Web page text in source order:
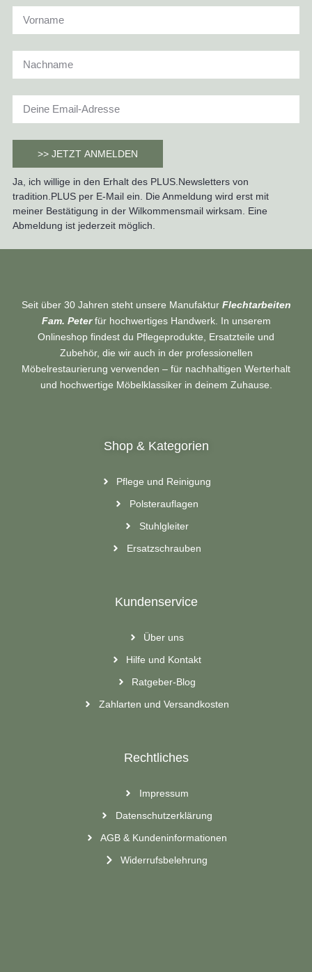
>> JETZT ANMELDEN
Ja, ich willige in den Erhalt des PLUS.Newsletters von
tradition.PLUS per E-Mail ein. Die Anmeldung wird erst mit
meiner Bestätigung in der Wilkommensmail wirksam. Eine
Abmeldung ist jederzeit möglich.
Seit über 30 Jahren steht unsere Manufaktur Flechtarbeiten
Fam. Peterfür hochwertiges Handwerk. In unserem
Onlineshop findest du Pflegeprodukte, Ersatzteile und
Zubehör, die wir auch in der professionellen
Möbelrestaurierung verwenden – für nachhaltigen Werterhalt
und hochwertige Möbelklassiker in deinem Zuhause.
Shop & Kategorien
Pflege und Reinigung
Polsterauflagen
Stuhlgleiter
Ersatzschrauben
Kundenservice
Über uns
Hilfe und Kontakt
Ratgeber-Blog
Zahlarten und Versandkosten
Rechtliches
Impressum
Datenschutzerklärung
AGB & Kundeninformationen
Widerrufsbelehrung